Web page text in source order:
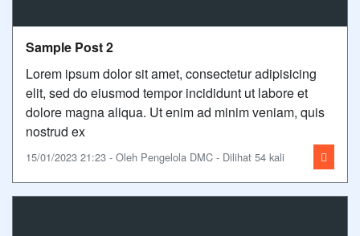
Sample Post 2
Lorem ipsum dolor sit amet, consectetur adipisicing
elit, sed do eiusmod tempor incididunt ut labore et
dolore magna aliqua. Ut enim ad minim veniam, quis
nostrud ex
15/01/2023 21:23 - Oleh Pengelola DMC - Dilihat 54 kali